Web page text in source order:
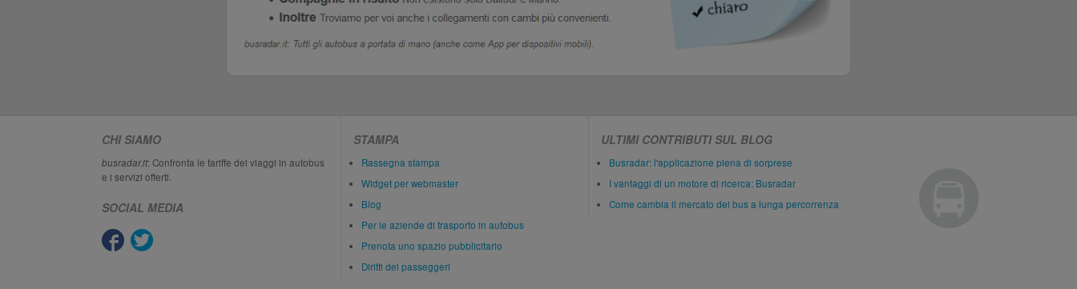
CHI SIAMO
busradar.it: Confronta le tariffe dei viaggi in autobus
e i servizi offerti.
SOCIAL MEDIA
STAMPA
Rassegna stampa
Widget per webmaster
Blog
Per le aziende di trasporto in autobus
Prenota uno spazio pubblicitario
Diritti dei passeggeri
ULTIMI CONTRIBUTI SUL BLOG
Busradar: l'applicazione piena di sorprese
I vantaggi di un motore di ricerca: Busradar
Come cambia il mercato dei bus a lunga percorrenza